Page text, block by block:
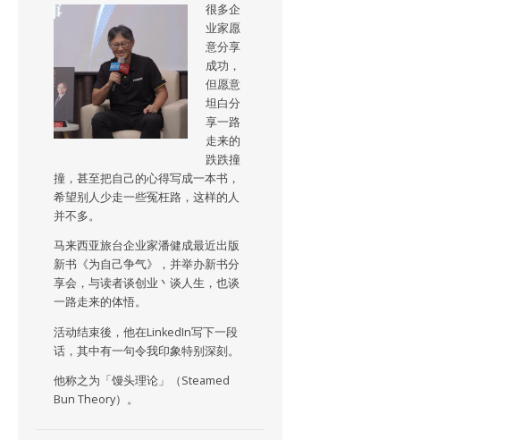
很多企
业家愿
意分享
成功，
但愿意
坦白分
享一路
走来的
跌跌撞
撞，甚至把自己的心得写成一本书，
希望别人少走一些冤枉路，这样的人
并不多。
马来西亚旅台企业家潘健成最近出版
新书《为自己争气》，并举办新书分
享会，与读者谈创业丶谈人生，也谈
一路走来的体悟。
活动结束後，他在LinkedIn写下一段
话，其中有一句令我印象特别深刻。
他称之为「馒头理论」（Steamed
Bun Theory）。